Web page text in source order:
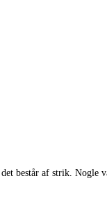
består af strik.